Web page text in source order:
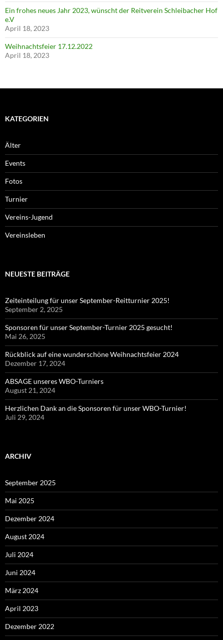
Ein frohes neues Jahr 2023, wünscht der Reitverein Schleibacher Hof
e.V
April 18, 2023
Weihnachtsfeier 17.12.2022
April 18, 2023
KATEGORIEN
Älter
Events
Fotos
Turnier
Vereins-Jugend
Vereinsleben
NEUESTE BEITRÄGE
Zeiteinteilung für unser September-Reitturnier 2025!
September 2, 2025
Sponsoren für unser September-Turnier 2025 gesucht!
Mai 26, 2025
Rückblick auf eine wunderschöne Weihnachtsfeier 2024
Dezember 17, 2024
ABSAGE unseres WBO-Turniers
August 21, 2024
Herzlichen Dank an die Sponsoren für unser WBO-Turnier!
Juli 29, 2024
ARCHIV
September 2025
Mai 2025
Dezember 2024
August 2024
Juli 2024
Juni 2024
März 2024
April 2023
Dezember 2022